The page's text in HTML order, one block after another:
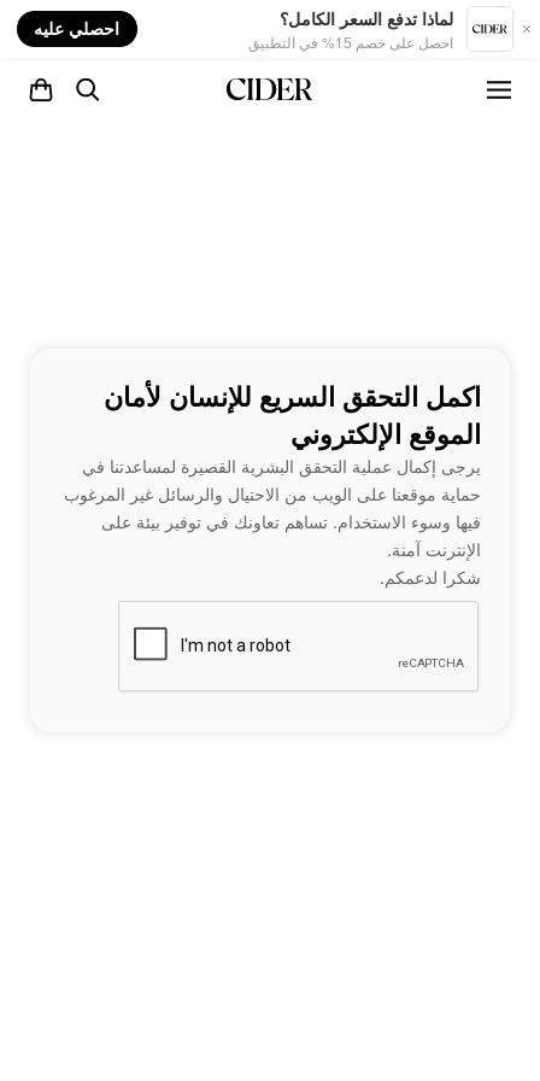
لماذا تدفع السعر الكامل؟
احصل على خصم 15% في التطبيق
احصلي عليه
اكمل التحقق السريع للإنسان لأمان
الموقع الإلكتروني
يرجى إكمال عملية التحقق البشرية القصيرة لمساعدتنا في
حماية موقعنا على الويب من الاحتيال والرسائل غير المرغوب
فيها وسوء الاستخدام. تساهم تعاونك في توفير بيئة على
الإنترنت آمنة.
شكرا لدعمكم.